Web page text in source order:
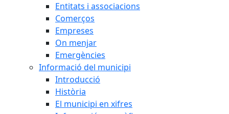
Entitats i associacions
Comerços
Empreses
On menjar
Emergències
Informació del municipi
Introducció
Història
El municipi en xifres